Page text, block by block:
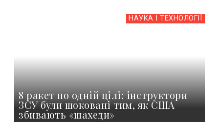
НАУКА І ТЕХНОЛОГІЇ
8 ракет по одній цілі: інструктори
ЗСУ були шоковані тим, як США
збивають «шахеди»